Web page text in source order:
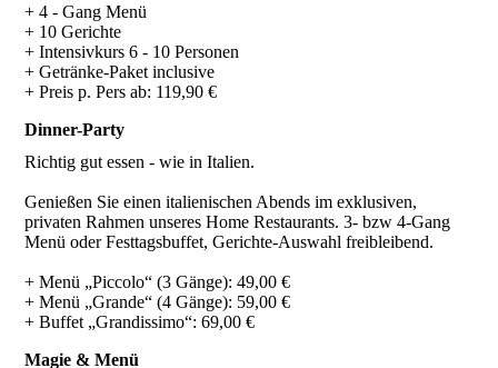
+ 4 - Gang Menü
+ 10 Gerichte
+ Intensivkurs 6 - 10 Personen
+ Getränke-Paket inclusive
+ Preis p. Pers ab: 119,90 €
Dinner-Party
Richtig gut essen - wie in Italien.
Genießen Sie einen italienischen Abends im exklusiven,
privaten Rahmen unseres Home Restaurants. 3- bzw 4-Gang
Menü oder Festtagsbuffet, Gerichte-Auswahl freibleibend.
+ Menü „Piccolo“ (3 Gänge): 49,00 €
+ Menü „Grande“ (4 Gänge): 59,00 €
+ Buffet „Grandissimo“: 69,00 €
Magie & Menü